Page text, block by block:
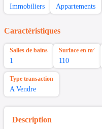
Immobiliers Appartements
Caractéristiques
Salles de bains
1
Surface en m²
110
Type transaction
A Vendre
Description